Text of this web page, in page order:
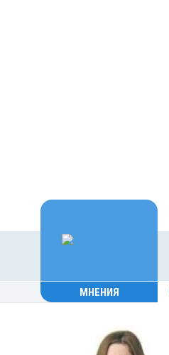
МНЕНИЯ